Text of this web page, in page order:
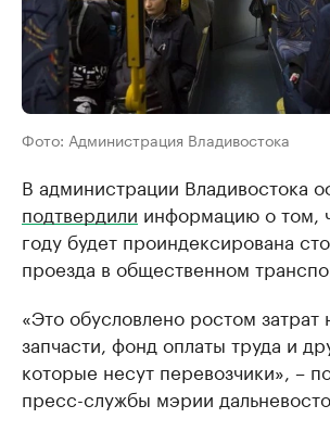
Фото: Администрация Владивостока
В администрации Владивостока
подтвердили информацию о том,
году будет проиндексирована
проезда в общественном
«Это обусловлено ростом затрат
запчасти, фонд оплаты труда и
которые несут перевозчики», –
пресс-службы мэрии